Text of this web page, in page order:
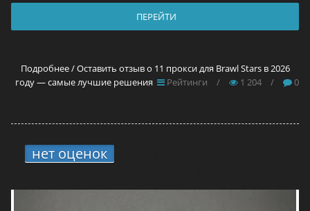
ПЕРЕЙТИ
Подробнее / Оставить отзыв о 11 прокси для Brawl Stars в 2026
году — самые лучшие решения
Рейтинги / 1 204 / 0
нет оценок